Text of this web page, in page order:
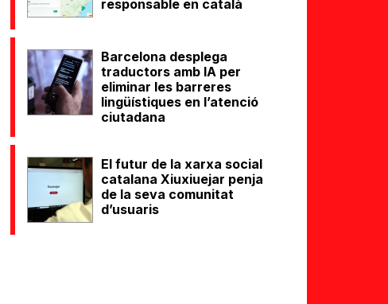
responsable en català
Barcelona desplega
traductors amb IA per
eliminar les barreres
lingüístiques en l’atenció
ciutadana
El futur de la xarxa social
catalana Xiuxiuejar penja
de la seva comunitat
d’usuaris